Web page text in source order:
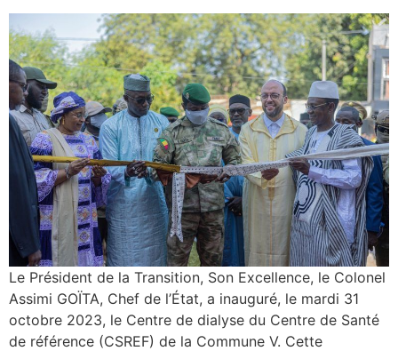
Le Président de la Transition, Son Excellence, le Colonel
Assimi GOÏTA, Chef de l’État, a inauguré, le mardi 31
octobre 2023, le Centre de dialyse du Centre de Santé
de référence (CSREF) de la Commune V. Cette